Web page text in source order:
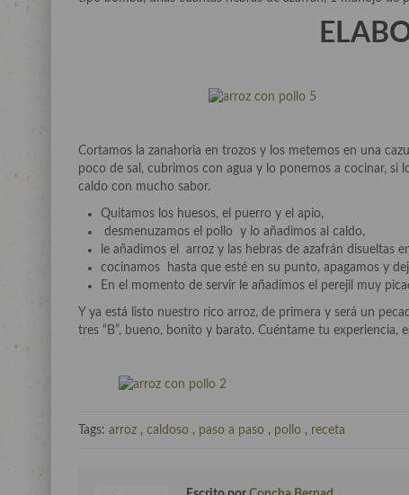
Cortamos la zanahoria en trozos y los metemos en una
poco de sal, cubrimos con agua y lo ponemos a cocinar, si
caldo con mucho sabor.
Quitamos los huesos, el puerro y el apio,
desmenuzamos el pollo y lo añadimos al caldo,
le añadimos el arroz y las hebras de azafrán disueltas
cocinamos hasta que esté en su punto, apagamos y
En el momento de servir le añadimos el perejil muy
Y ya está listo nuestro rico arroz, de primera y será un
tres “B”, bueno, bonito y barato. Cuéntame tu experiencia,
Tags: arroz , caldoso , paso a paso , pollo , receta